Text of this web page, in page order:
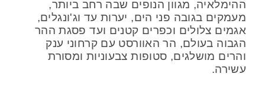
ההימלאיה, מגוון הנופים שבה רחב ביותר,
מעמקים בגובה פני הים, יערות עד וג'ונגלים,
אגמים צלולים וכפרים קטנים ועד פסגת ההר
הגבוה בעולם, הר האוורסט עם קרחוני ענק
והרים מושלגים, סטופות צבעוניות ומסורת
עשירה.